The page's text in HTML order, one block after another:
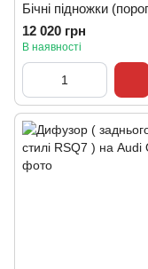
Бічні підножки
12 020 грн
В наявності